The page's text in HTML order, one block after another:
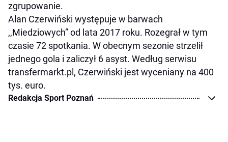
zgrupowanie.
Alan Czerwiński występuje w barwach
,,Miedziowych” od lata 2017 roku. Rozegrał w tym
czasie 72 spotkania. W obecnym sezonie strzelił
jednego gola i zaliczył 6 asyst. Według serwisu
transfermarkt.pl, Czerwiński jest wyceniany na 400
tys. euro.
Redakcja Sport Poznań